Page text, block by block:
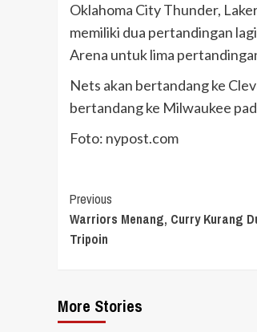
Oklahoma City Thunder,
memiliki dua pertandingan
Arena untuk lima
Nets akan bertandang ke
bertandang ke Milwaukee
Foto: nypost.com
Continue
Reading
Previous
Warriors Menang, Curry Kurang
Tripoin
More Stories